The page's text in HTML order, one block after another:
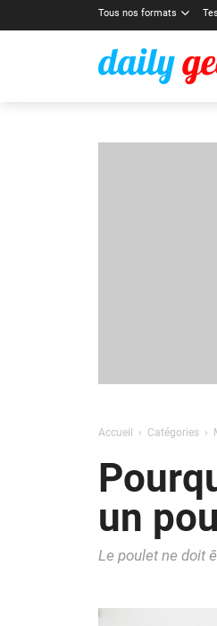
Tous nos formats
Accueil Catégories
un
Le poulet ne doit